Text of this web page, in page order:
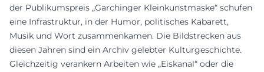
der Publikumspreis „Garchinger Kleinkunstmaske“ schufen
eine Infrastruktur, in der Humor, politisches Kabarett,
Musik und Wort zusammenkamen. Die Bildstrecken aus
diesen Jahren sind ein Archiv gelebter Kulturgeschichte.
Gleichzeitig verankern Arbeiten wie „Eiskanal“ oder die